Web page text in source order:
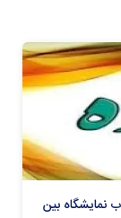
نمایشگاه بین